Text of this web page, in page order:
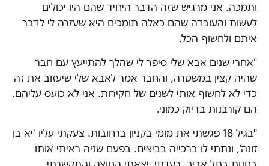
ותמכה. אני מרגיש שזה הדבר היחיד שהם היו יכולים
לעשות והעובדה שהם כאלה תומכים היא שעזרה לי לדבר
איתם ולחשוף הכל.
"אחרי שנים אבא שלי סיפר לי שהלך להתייעץ עם חבר
שהיה קצין במשטרה, והחבר אמר לאבא שלי שיעזוב את זה
כדי לא לחשוף אותי לשנים של חקירות. אני לא כועס עליהם.
הם קורבנות בדיוק כמוני.
"בגיל 18 פגשתי את מומי בקניון ברחובות. צעקתי עליו 'יא בן
זונה', ונתתי לו ברכייה בביצים. בפעם שניה ראיתי אותו